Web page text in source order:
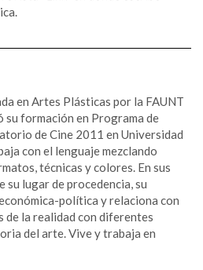
en Artes Plásticas por la FAUNT
formación en Programa de
de Cine 2011 en Universidad
con el lenguaje mezclando
técnicas y colores. En sus
su lugar de procedencia, su
política y relaciona con
de la realidad con diferentes
del arte. Vive y trabaja en